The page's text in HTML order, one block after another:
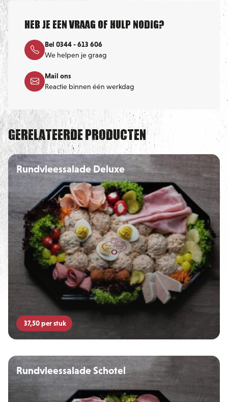
– Gehaktballetjes
– Gevuld Tomaatje
– Ananas
– Komkommer
– Tomaat
Heb je een vraag of hulp nodig?
Bel 0344 - 613 606
We helpen je graag
Mail ons
Reactie binnen één werkdag
Gerelateerde producten
Rundvleessalade Deluxe
37,50per stuk
Rundvleessalade Schotel